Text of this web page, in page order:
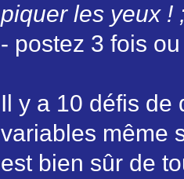
piquer les yeux !
- postez 3 fois
Il y a 10 défis de
variables même
est bien sûr de